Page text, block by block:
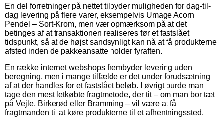
En del forretninger på nettet tilbyder muligheden for dag-til-
dag levering på flere varer, eksempelvis Umage Acorn
Pendel – Sort-Krom, men vær opmærksom på at det
betinges af at transaktionen realiseres før et fastslået
tidspunkt, så at de højst sandsynligt kan nå at få produkterne
afsted inden de pakkeansatte holder fyraften.
En række internet webshops frembyder levering uden
beregning, men i mange tilfælde er det under forudsætning
af at der handles for et fastslået beløb. I øvrigt burde man
tage den mest letkøbte fragtmetode, der tit – om man bor tæt
på Vejle, Birkerød eller Bramming – vil være at få
fragtmanden til at køre produkterne til et afhentningssted.